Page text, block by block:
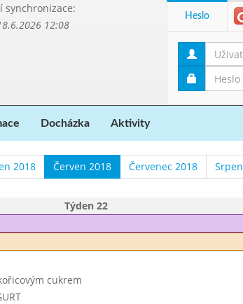
synchronizace:
12:08
Heslo
Docházka Aktivity
2018 Červen 2018 Červenec 2018
Týden 22
cukrem